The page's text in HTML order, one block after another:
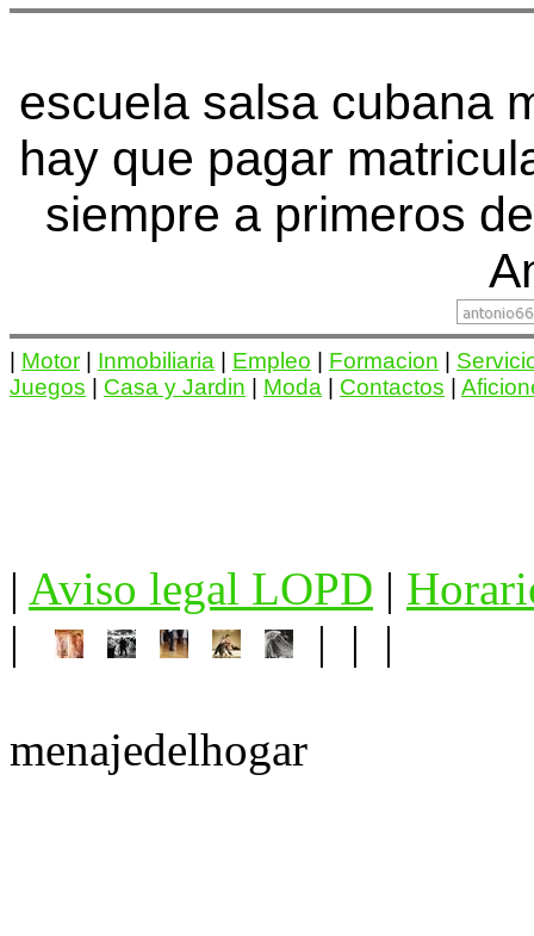
escuela salsa cubana
hay que pagar
siempre a primeros
Motor Inmobiliaria Empleo Formacion
Juegos
Casa y Jardin Moda Contactos
| Aviso legal LOPD |
|
| | |
menajedelhogar